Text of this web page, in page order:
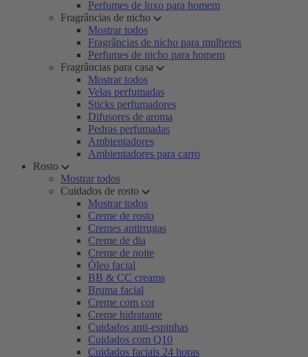
Perfumes de luxo para homem
Fragrâncias de nicho
Mostrar todos
Fragrâncias de nicho para mulheres
Perfumes de nicho para homem
Fragrâncias para casa
Mostrar todos
Velas perfumadas
Sticks perfumadores
Difusores de aroma
Pedras perfumadas
Ambientadores
Ambientadores para carro
Rosto
Mostrar todos
Cuidados de rosto
Mostrar todos
Creme de rosto
Cremes antirrugas
Creme de dia
Creme de noite
Óleo facial
BB & CC creams
Bruma facial
Creme com cor
Creme hidratante
Cuidados anti-espinhas
Cuidados com Q10
Cuidados faciais 24 horas